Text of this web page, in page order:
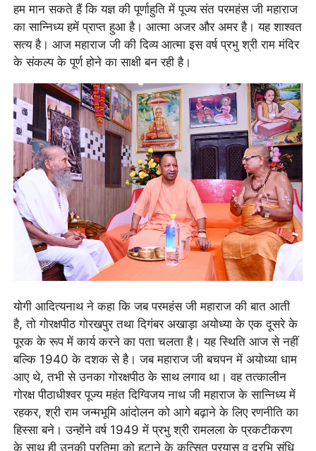
हम मान सकते हैं कि यज्ञ की पूर्णाहुति में पूज्य संत परमहंस जी महाराज
का सान्निध्य हमें प्राप्त हुआ है। आत्मा अजर और अमर है। यह शाश्वत
सत्य है। आज महाराज जी की दिव्य आत्मा इस वर्ष प्रभु श्री राम मंदिर
के संकल्प के पूर्ण होने का साक्षी बन रही है।
योगी आदित्यनाथ ने कहा कि जब परमहंस जी महाराज की बात आती
है, तो गोरक्षपीठ गोरखपुर तथा दिगंबर अखाड़ा अयोध्या के एक दूसरे के
पूरक के रूप में कार्य करने का पता चलता है। यह स्थिति आज से नहीं
बल्कि 1940 के दशक से है। जब महाराज जी बचपन में अयोध्या धाम
आए थे, तभी से उनका गोरक्षपीठ के साथ लगाव था। वह तत्कालीन
गोरक्ष पीठाधीश्वर पूज्य महंत दिग्विजय नाथ जी महाराज के सान्निध्य में
रहकर, श्री राम जन्मभूमि आंदोलन को आगे बढ़ाने के लिए रणनीति का
हिस्सा बने। उन्होंने वर्ष 1949 में प्रभु श्री रामलला के प्रकटीकरण
के साथ ही उनकी प्रतिमा को हटाने के कुत्सित प्रयास व दुरभि संधि